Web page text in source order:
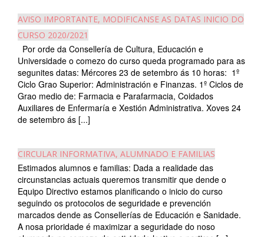
AVISO IMPORTANTE, MODIFICANSE AS DATAS INICIO DO
CURSO 2020/2021
Por orde da Consellería de Cultura, Educación e
Universidade o comezo do curso queda programado para as
segunites datas: Mércores 23 de setembro ás 10 horas: 1º
Ciclo Grao Superior: Administración e Finanzas. 1º Ciclos de
Grao medio de: Farmacia e Parafarmacia, Coidados
Auxiliares de Enfermaría e Xestión Administrativa. Xoves 24
de setembro ás [...]
CIRCULAR INFORMATIVA, ALUMNADO E FAMILIAS
Estimados alumnos e familias: Dada a realidade das
circunstancias actuais queremos transmitir que dende o
Equipo Directivo estamos planificando o inicio do curso
seguindo os protocolos de seguridade e prevención
marcados dende as Consellerías de Educación e Sanidade.
A nosa prioridade é maximizar a seguridade do noso